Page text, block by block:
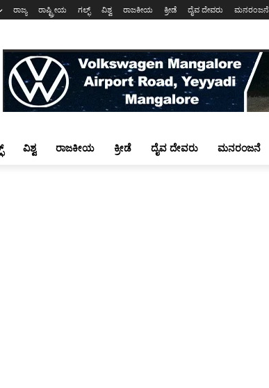
ರಾಜ್ಯ ರಾಷ್ಟ್ರೀಯ ಗಲ್ಫ್ ವಿಶ್ವ ರಾಜಕೀಯ ಕ್ರೀಡೆ ದೈವ ದೇವರು ಮನರಂಜನೆ
ವಿಶ್ವ ರಾಜಕೀಯ ಕ್ರೀಡೆ ದೈವ ದೇವರು ಮನರಂಜನೆ